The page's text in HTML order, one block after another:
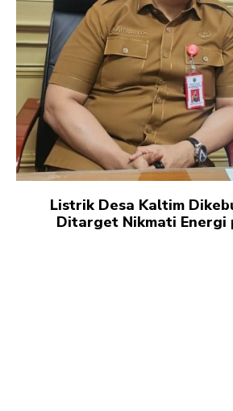
Listrik Desa Kaltim
Ditarget Nikmati Energi